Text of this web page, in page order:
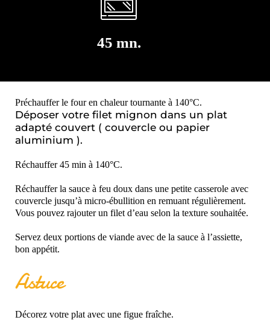
45 mn.
Préchauffer le four en chaleur tournante à 140°C.
Déposer votre filet mignon dans un plat
adapté couvert ( couvercle ou papier
aluminium ).
Réchauffer 45 min à 140°C.
Réchauffer la sauce à feu doux dans une petite casserole avec
couvercle jusqu’à micro-ébullition en remuant régulièrement.
Vous pouvez rajouter un filet d’eau selon la texture souhaitée.
Servez deux portions de viande avec de la sauce à l’assiette,
bon appétit.
Astuce
Décorez votre plat avec une figue fraîche.